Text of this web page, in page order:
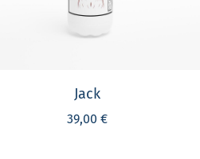
Jack
39,00 €